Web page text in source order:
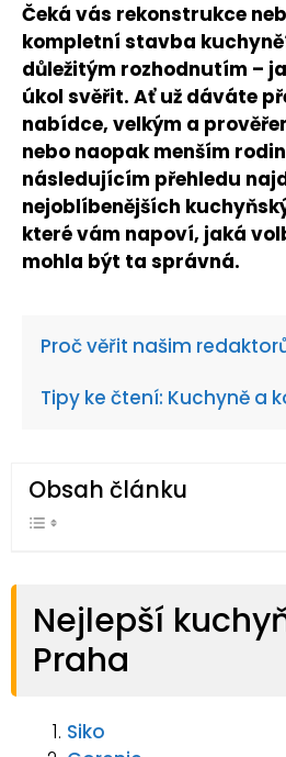
Čeká vás rekonstrukce
kompletní stavba
důležitým rozhodnutím –
úkol svěřit. Ať už dáváte
nabídce, velkým a
nebo naopak menším
následujícím přehledu
nejoblíbenějších
které vám napoví, jaká
mohla být ta správná.
Proč věřit našim
Tipy ke čtení: Kuchyně a
Obsah článku
Nejlepší
Praha
Siko